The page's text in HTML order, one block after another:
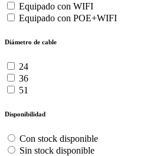
Equipado con WIFI
Equipado con POE+WIFI
Diámetro de cable
24
36
51
Disponibilidad
Con stock disponible
Sin stock disponible